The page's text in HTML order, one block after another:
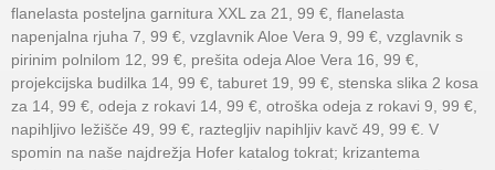
flanelasta posteljna garnitura XXL za 21, 99 €, flanelasta
napenjalna rjuha 7, 99 €, vzglavnik Aloe Vera 9, 99 €, vzglavnik s
pirinim polnilom 12, 99 €, prešita odeja Aloe Vera 16, 99 €,
projekcijska budilka 14, 99 €, taburet 19, 99 €, stenska slika 2 kosa
za 14, 99 €, odeja z rokavi 14, 99 €, otroška odeja z rokavi 9, 99 €,
napihljivo ležišče 49, 99 €, raztegljiv napihljiv kavč 49, 99 €. V
spomin na naše najdrežja Hofer katalog tokrat; krizantema